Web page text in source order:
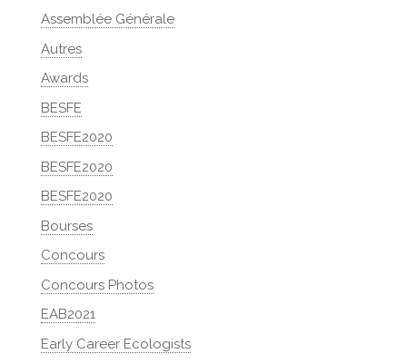
Assemblée Générale
Autres
Awards
BESFE
BESFE2020
BESFE2020
BESFE2020
Bourses
Concours
Concours Photos
EAB2021
Early Career Ecologists